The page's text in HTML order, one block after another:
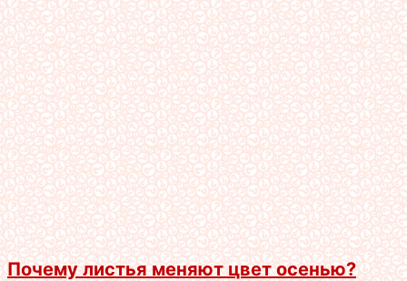
Почему листья меняют цвет осенью?